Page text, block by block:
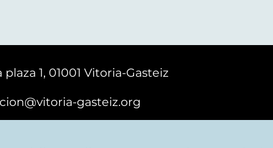
plaza 1, 01001 Vitoria-Gasteiz
gasteiz.org